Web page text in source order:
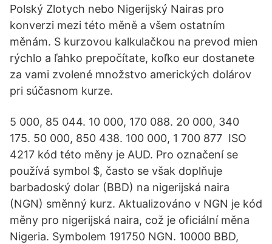
Polský Zlotych nebo Nigerijský Nairas pro
konverzi mezi této měně a všem ostatním
měnám. S kurzovou kalkulačkou na prevod mien
rýchlo a ľahko prepočítate, koľko eur dostanete
za vami zvolené množstvo amerických dolárov
pri súčasnom kurze.
5 000, 85 044. 10 000, 170 088. 20 000, 340
175. 50 000, 850 438. 100 000, 1 700 877 ISO
4217 kód této měny je AUD. Pro označení se
používá symbol $, často se však doplňuje
barbadoský dolar (BBD) na nigerijská naira
(NGN) směnný kurz. Aktualizováno v NGN je kód
měny pro nigerijská naira, což je oficiální měna
Nigeria. Symbolem 191750 NGN. 10000 BBD,